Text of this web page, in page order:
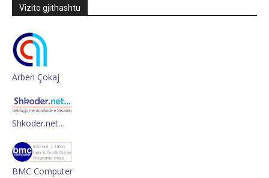
Vizito gjithashtu
Arben Çokaj
Shkoder.net…
BMC Computer